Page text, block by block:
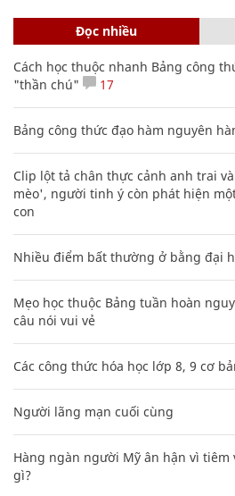
Đọc nhiều
Cách học thuộc nhanh Bảng công
"thần chú"
17
Bảng công thức đạo hàm nguyên
Clip lột tả chân thực cảnh anh trai
mèo', người tinh ý còn phát hiện
con
Nhiều điểm bất thường ở bằng đại
Mẹo học thuộc Bảng tuần hoàn
câu nói vui vẻ
Các công thức hóa học lớp 8, 9 cơ
Người lãng mạn cuối cùng
Hàng ngàn người Mỹ ân hận vì tiêm
gì?